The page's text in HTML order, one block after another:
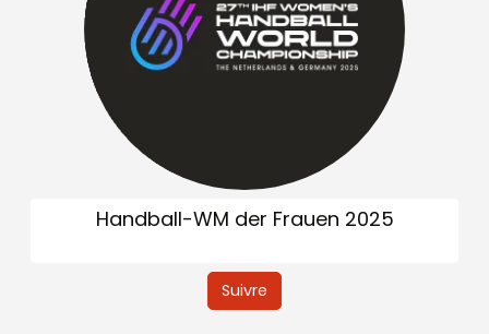
Handball-WM der Frauen 2025
Suivre